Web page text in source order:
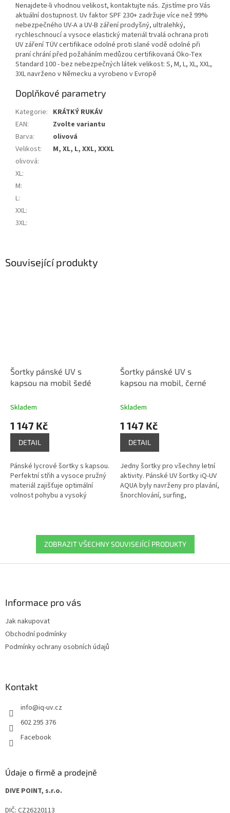
Související produkty
Šortky pánské UV s
kapsou na mobil šedé
Skladem
1 147 Kč
DETAIL
Pánské lycrové šortky s kapsou.
Perfektní střih a vysoce pružný
materiál zajišťuje optimální
volnost pohybu a vysoký
Šortky pánské UV s
kapsou na mobil, černé
Skladem
1 147 Kč
DETAIL
Jedny šortky pro všechny letní
aktivity. Pánské UV šortky iQ-UV
AQUA byly navrženy pro plavání,
šnorchlování, surfing,
ZOBRAZIT VŠECHNY SOUVISEJÍCÍ PRODUKTY
Nenajdete-li vhodnou velikost, kontaktujte nás. Zjistíme pro Vás
aktuální dostupnost. Uv faktor SPF 230+ zadržuje více než 99%
nebezpečného UV-A a UV-B záření prodyšný, ultralehký,
rychleschnoucí a vysoce elastický materiál trvalá ochrana proti
UV záření TÜV certifikace odolné proti slané vodě odolné při
praní chrání před požaháním medůzou certifikovaná Öko-Tex
Standard 100 - bez nebezpečných látek velikost: S, M, L, XL, XXL,
3XL navrženo v Německu a vyrobeno v Evropě
Doplňkové parametry
Kategorie: KRÁTKÝ RUKÁV
EAN:
Zvolte variantu
Barva:
olivová
Velikost:
M, XL, L, XXL, XXXL
olivová:
XL:
M:
L:
XXL:
3XL:
Informace pro vás
Jak nakupovat
Obchodní podmínky
Podmínky ochrany osobních údajů
Kontakt
info@iq-uv.cz
602 295 376
Facebook
Údaje o firmě a prodejně
DIVE POINT, s.r.o.
DIČ: CZ26220113